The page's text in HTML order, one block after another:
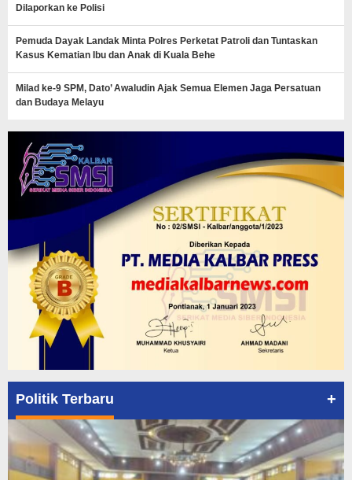
Dilaporkan ke Polisi
Pemuda Dayak Landak Minta Polres Perketat Patroli dan Tuntaskan
Kasus Kematian Ibu dan Anak di Kuala Behe
Milad ke-9 SPM, Dato’ Awaludin Ajak Semua Elemen Jaga Persatuan
dan Budaya Melayu
Politik Terbaru +